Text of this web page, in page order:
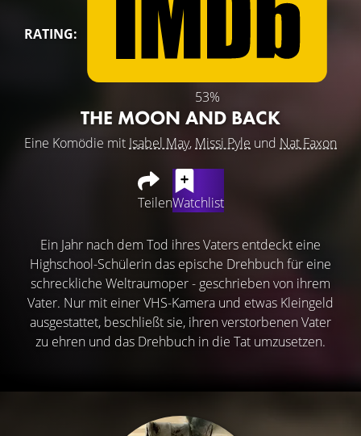
RATING:
53%
THE MOON AND BACK
Eine Komödie mit Isabel May, Missi Pyle und Nat Faxon
TeilenWatchlist
Ein Jahr nach dem Tod ihres Vaters entdeckt eine
Highschool-Schülerin das epische Drehbuch für eine
schreckliche Weltraumoper - geschrieben von ihrem
Vater. Nur mit einer VHS-Kamera und etwas Kleingeld
ausgestattet, beschließt sie, ihren verstorbenen Vater
zu ehren und das Drehbuch in die Tat umzusetzen.